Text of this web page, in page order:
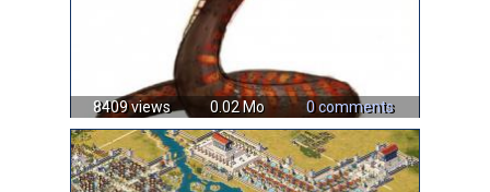
8409 views 0.02 Mo 0 comments